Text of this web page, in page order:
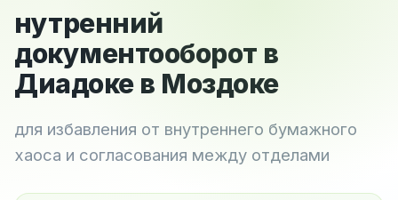
нутренний
документооборот в
Диадоке в Моздоке
для избавления от внутреннего бумажного
хаоса и согласования между отделами